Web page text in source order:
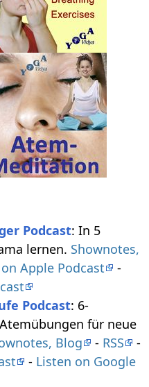
Podcast: In 5
lernen. Shownotes,
Apple Podcast
-
Podcast: 6-
für neue
Blog - RSS
-
- Listen on Google